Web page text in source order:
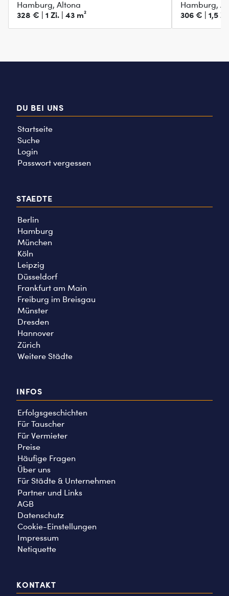
Hamburg, Altona
328 € | 1 Zi. | 43 m²
Balkon
Hamburg,
306 € | 1,5
DU BEI UNS
Startseite
Suche
Login
Passwort vergessen
STAEDTE
Berlin
Hamburg
München
Köln
Leipzig
Düsseldorf
Frankfurt am Main
Freiburg im Breisgau
Münster
Dresden
Hannover
Zürich
Weitere Städte
INFOS
Erfolgsgeschichten
Für Tauscher
Für Vermieter
Preise
Häufige Fragen
Über uns
Für Städte & Unternehmen
Partner und Links
AGB
Datenschutz
Cookie-Einstellungen
Impressum
Netiquette
KONTAKT